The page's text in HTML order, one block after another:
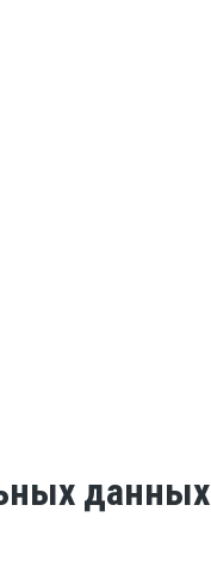
данных